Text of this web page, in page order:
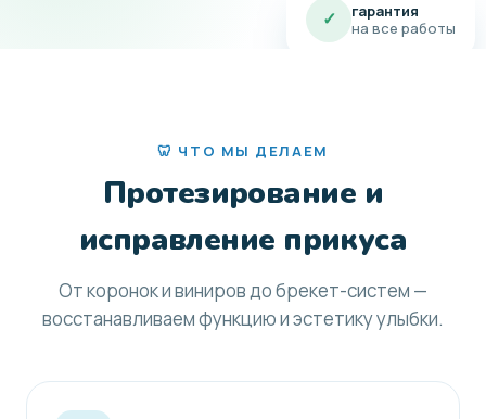
✓
гарантия
на все работы
🦷 ЧТО МЫ ДЕЛАЕМ
Протезирование и
исправление прикуса
От коронок и виниров до брекет-систем —
восстанавливаем функцию и эстетику улыбки.